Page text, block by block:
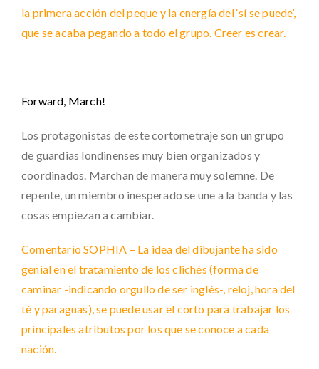
la primera acción del peque y la energía del ‘sí se puede’,
que se acaba pegando a todo el grupo. Creer es crear.
Forward, March!
Los protagonistas de este cortometraje son un grupo
de guardias londinenses muy bien organizados y
coordinados. Marchan de manera muy solemne. De
repente, un miembro inesperado se une a la banda y las
cosas empiezan a cambiar.
Comentario SOPHIA – La idea del dibujante ha sido
genial en el tratamiento de los clichés (forma de
caminar -indicando orgullo de ser inglés-, reloj, hora del
té y paraguas), se puede usar el corto para trabajar los
principales atributos por los que se conoce a cada
nación.